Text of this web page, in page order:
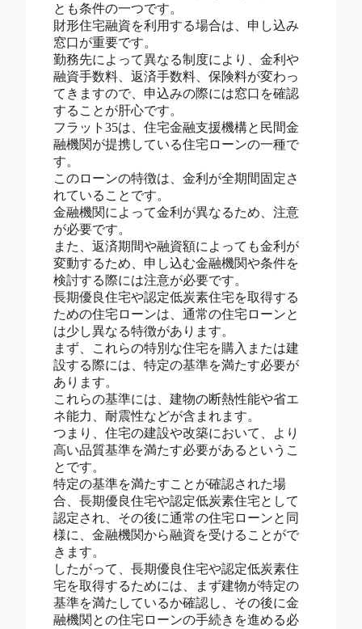
とも条件の一つです。
財形住宅融資を利用する場合は、申し込み
窓口が重要です。
勤務先によって異なる制度により、金利や
融資手数料、返済手数料、保険料が変わっ
てきますので、申込みの際には窓口を確認
することが肝心です。
フラット35は、住宅金融支援機構と民間金
融機関が提携している住宅ローンの一種で
す。
このローンの特徴は、金利が全期間固定さ
れていることです。
金融機関によって金利が異なるため、注意
が必要です。
また、返済期間や融資額によっても金利が
変動するため、申し込む金融機関や条件を
検討する際には注意が必要です。
長期優良住宅や認定低炭素住宅を取得する
ための住宅ローンは、通常の住宅ローンと
は少し異なる特徴があります。
まず、これらの特別な住宅を購入または建
設する際には、特定の基準を満たす必要が
あります。
これらの基準には、建物の断熱性能や省エ
ネ能力、耐震性などが含まれます。
つまり、住宅の建設や改築において、より
高い品質基準を満たす必要があるというこ
とです。
特定の基準を満たすことが確認された場
合、長期優良住宅や認定低炭素住宅として
認定され、その後に通常の住宅ローンと同
様に、金融機関から融資を受けることがで
きます。
したがって、長期優良住宅や認定低炭素住
宅を取得するためには、まず建物が特定の
基準を満たしているか確認し、その後に金
融機関との住宅ローンの手続きを進める必